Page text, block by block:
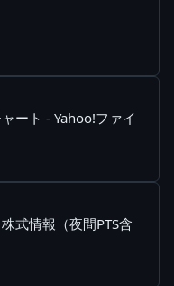
ート - Yahoo!ファイ
式情報（夜間PTS含